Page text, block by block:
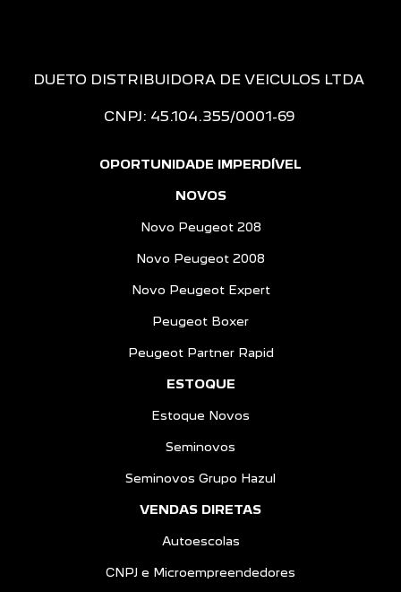
DUETO DISTRIBUIDORA DE VEICULOS LTDA
CNPJ: 45.104.355/0001-69
OPORTUNIDADE IMPERDÍVEL
NOVOS
Novo Peugeot 208
Novo Peugeot 2008
Novo Peugeot Expert
Peugeot Boxer
Peugeot Partner Rapid
ESTOQUE
Estoque Novos
Seminovos
Seminovos Grupo Hazul
VENDAS DIRETAS
Autoescolas
CNPJ e Microempreendedores